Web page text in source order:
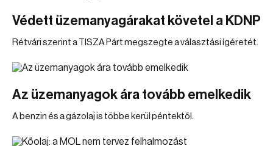
Védett üzemanyagárakat követel a KDNP
Rétvári szerint a TISZA Párt megszegte a választási ígéretét.
Az üzemanyagok ára tovább emelkedik
A benzin és a gázolaj is többe kerül péntektől.